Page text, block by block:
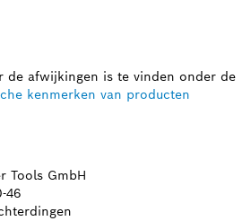
de afwijkingen is te vinden onder de
kenmerken van producten
Tools GmbH
46